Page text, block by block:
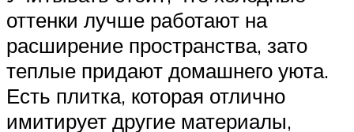
оттенки лучше работают на
расширение пространства, зато
теплые придают домашнего уюта.
Есть плитка, которая отлично
имитирует другие материалы,